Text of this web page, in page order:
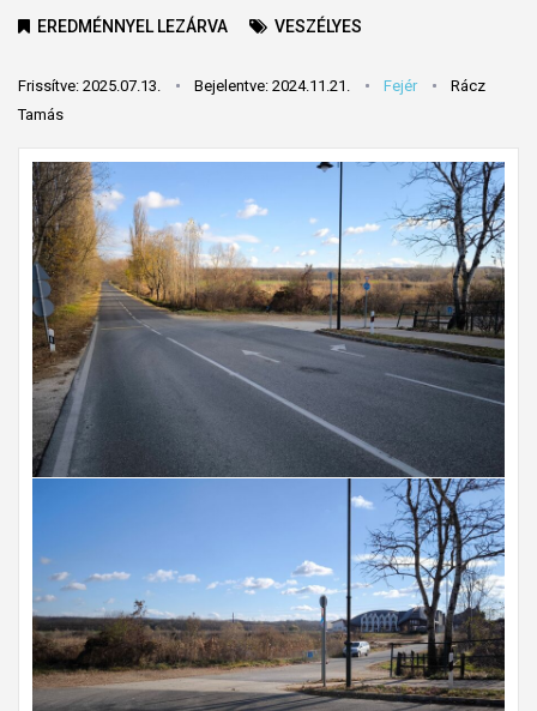
EREDMÉNNYEL LEZÁRVA VESZÉLYES
Frissítve: 2025.07.13. Bejelentve: 2024.11.21. Fejér
Rácz
Tamás